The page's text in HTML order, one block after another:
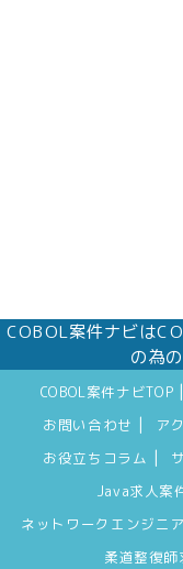
COBOL案件ナビは
の為
COBOL案件ナビTOP
お問い合わせ ア
お役立ちコラム
Java求人案
ネットワークエンジニ
柔道整復